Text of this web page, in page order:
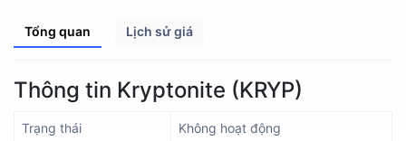
Tổng quan Lịch sử giá
Thông tin Kryptonite (KRYP)
Trạng thái Không hoạt động